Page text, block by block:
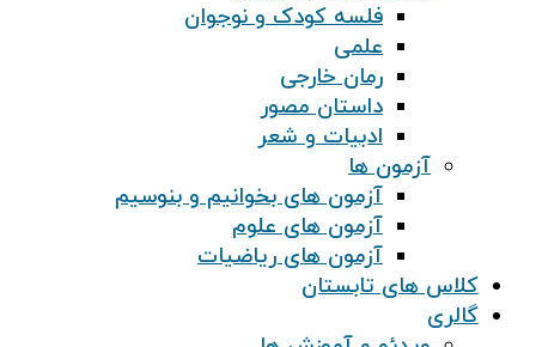
فلسه کودک و نوجوان
علمی
رمان خارجی
داستان مصور
ادبیات و شعر
آزمون ها
آزمون های بخوانیم و بنوسیم
آزمون های علوم
آزمون های ریاضیات
کلاس های تابستان
گالری